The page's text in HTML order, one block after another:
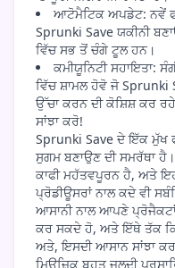
ਆਟੋਮੈਟਿਕ ਅਪਡੇਟ: ਨਵੇਂ
Sprunki Save ਯਕੀਨੀ
ਵਿੱਚ ਸਭ ਤੋਂ ਚੰਗੇ ਟੂਲ ਹਨ।
ਕਮੀਯੂਨਿਟੀ ਸਹਾਇਤਾ:
ਵਿੱਚ ਸ਼ਾਮਲ ਹੋਵੋ ਜੋ
ਉੱਚਾ ਕਰਨ ਦੀ ਕੋਸ਼ਿਸ਼ ਕਰ
ਸਾਂਝਾ ਕਰੋ!
Sprunki Save ਦੇ ਇੱਕ ਮੁੱਖ
ਸੁਗਮ ਬਣਾਉਣ ਦੀ ਸਮਰੱਥਾ
ਕਾਫੀ ਮਹੱਤਵਪੂਰਨ ਹੈ, ਅਤੇ
ਪ੍ਰੋਡੀਊਸਰਾਂ ਨਾਲ ਕਦੇ ਵੀ
ਆਸਾਨੀ ਨਾਲ ਆਪਣੇ
ਕਰ ਸਕਦੇ ਹੋ, ਅਤੇ ਇੱਥੇ ਤੱਕ
ਅਤੇ, ਇਸਦੀ ਆਸਾਨ ਸਾਂਝਾ
ਮਿਊਜ਼ਿਕ ਬਹੁਤ ਜਲਦੀ